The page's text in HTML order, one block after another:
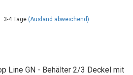
3-4 Tage (Ausland abweichend)
Line GN - Behälter 2/3 Deckel mit